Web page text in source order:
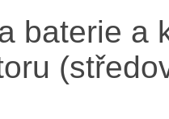
baterie a